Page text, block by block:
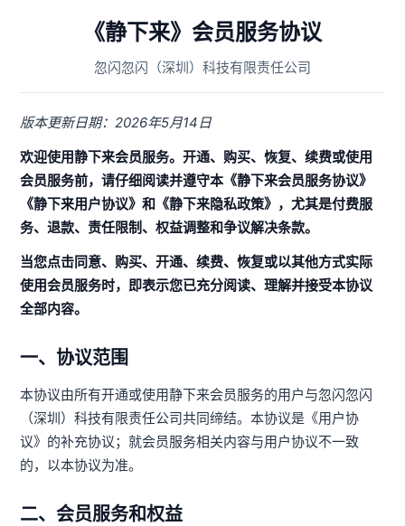
《静下来》会员服务协议
忽闪忽闪（深圳）科技有限责任公司
版本更新日期：2026年5月14日
欢迎使用静下来会员服务。开通、购买、恢复、续费或使用
会员服务前，请仔细阅读并遵守本《静下来会员服务协议》
《静下来用户协议》和《静下来隐私政策》，尤其是付费服
务、退款、责任限制、权益调整和争议解决条款。
当您点击同意、购买、开通、续费、恢复或以其他方式实际
使用会员服务时，即表示您已充分阅读、理解并接受本协议
全部内容。
一、协议范围
本协议由所有开通或使用静下来会员服务的用户与忽闪忽闪
（深圳）科技有限责任公司共同缔结。本协议是《用户协
议》的补充协议；就会员服务相关内容与用户协议不一致
的，以本协议为准。
二、会员服务和权益